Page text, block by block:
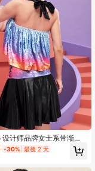
计师品牌女士系带渐变
背上衣，适合夏季、假
日
-30% 最後 2 天